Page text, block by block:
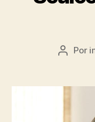
Autor
Por